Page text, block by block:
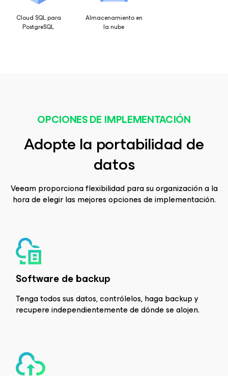
Cloud SQL para
PostgreSQL
Almacenamiento en
la nube
OPCIONES DE IMPLEMENTACIÓN
Adopte la portabilidad de
datos
Veeam proporciona flexibilidad para su organización a la
hora de elegir las mejores opciones de implementación.
Software de backup
Tenga todos sus datos, contrólelos, haga backup y
recupere independientemente de dónde se alojen.